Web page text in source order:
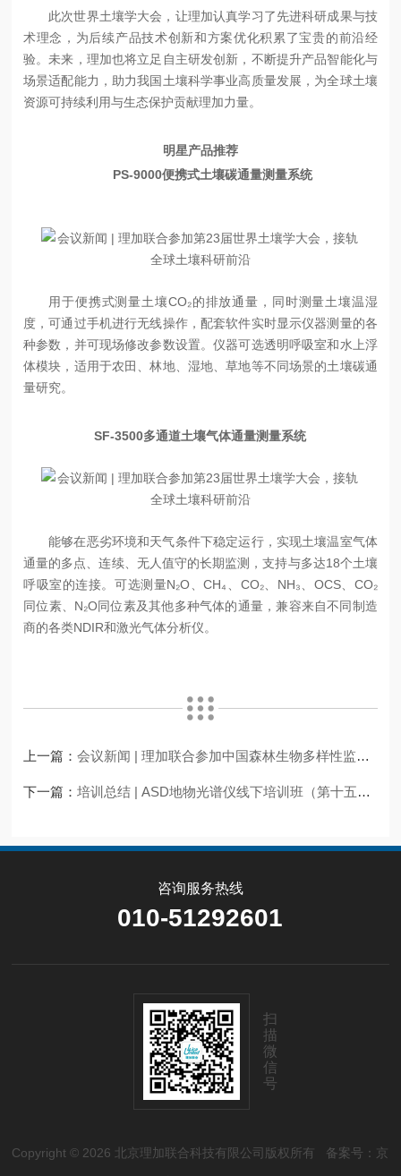
此次世界土壤学大会，让理加认真学习了先进科研成果与技
术理念，为后续产品技术创新和方案优化积累了宝贵的前沿经
验。未来，理加也将立足自主研发创新，不断提升产品智能化与
场景适配能力，助力我国土壤科学事业高质量发展，为全球土壤
资源可持续利用与生态保护贡献理加力量。
明星产品推荐
PS-9000便携式土壤碳通量测量系统
用于便携式测量土壤CO₂的排放通量，同时测量土壤温湿
度，可通过手机进行无线操作，配套软件实时显示仪器测量的各
种参数，并可现场修改参数设置。仪器可选透明呼吸室和水上浮
体模块，适用于农田、林地、湿地、草地等不同场景的土壤碳通
量研究。
SF-3500多通道土壤气体通量测量系统
能够在恶劣环境和天气条件下稳定运行，实现土壤温室气体
通量的多点、连续、无人值守的长期监测，支持与多达18个土壤
呼吸室的连接。可选测量N₂O、CH₄、CO₂、NH₃、OCS、CO₂
同位素、N₂O同位素及其他多种气体的通量，兼容来自不同制造
商的各类NDIR和激光气体分析仪。
上一篇：会议新闻 | 理加联合参加中国森林生物多样性监测网络（CForBio）学术研讨会
下一篇：培训总结 | ASD地物光谱仪线下培训班（第十五期）顺利举办！
咨询服务热线
010-51292601
扫
描
微
信
号
Copyright © 2026 北京理加联合科技有限公司版权所有 备案号：京